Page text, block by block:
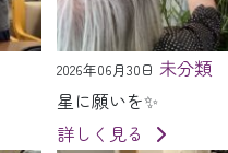
2026年06月30日 未分類
星に願いを✨
詳しく見る